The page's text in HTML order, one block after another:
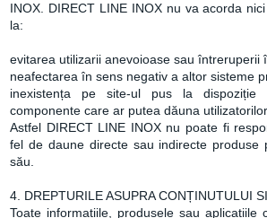
INOX. DIRECT LINE INOX nu va acorda
la:
evitarea utilizarii anevoioase sau întreruperii
neafectarea în sens negativ a altor sisteme
inexistența pe site-ul pus la
componente care ar putea dăuna
Astfel DIRECT LINE INOX nu poate fi
fel de daune directe sau indirecte produse
său.
4. DREPTURILE ASUPRA CONȚINUTULUI
Toate informațiile, produsele sau aplicațiile